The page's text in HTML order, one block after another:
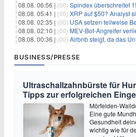
08.08. 06:56 | (00) Spindex überschreitet 150 Millionen
08.08. 05:41 | (00) XRP auf $50? Analyst
08.08. 02:35 | (00) USA setzen teilweise Betrieb im
08.08. 02:10 | (00) MEV-Bot-Angreifer
08.08. 00:36 | (00) Airbnb steigt, da das Unternehmen die
BUSINESS/PRESSE
Ultraschallzahnbürste für
Tipps zur erfolgreichen
Mörfelden-
Eine gute
Gesundheit
wichtig wie für